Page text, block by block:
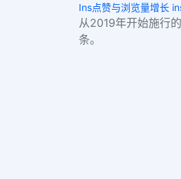
Ins点赞与浏览量增长
从2019年开始施行
条。